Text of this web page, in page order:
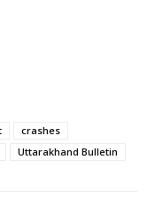
crashes
Uttarakhand Bulletin